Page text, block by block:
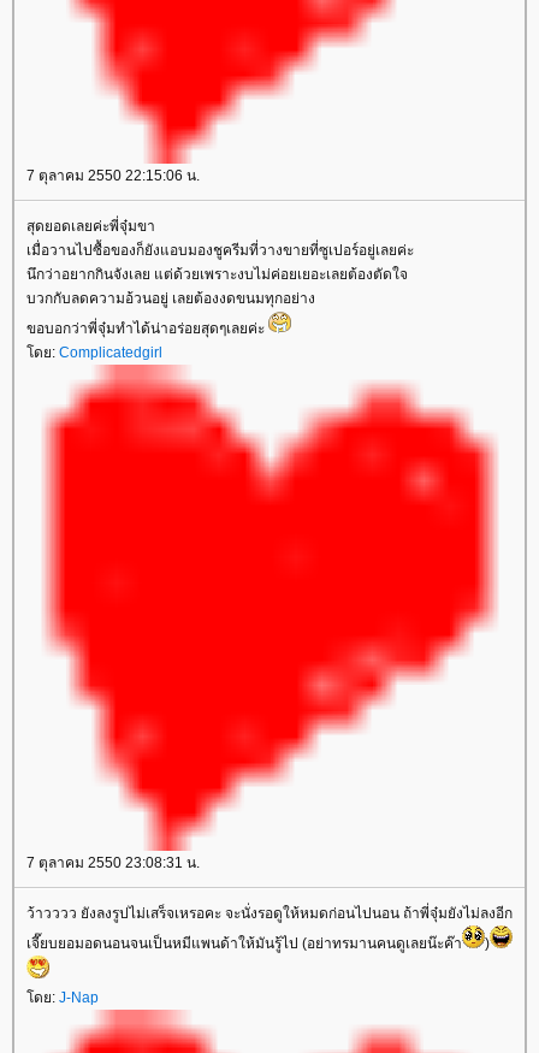
7 ตุลาคม 2550 22:15:06 น.
สุดยอดเลยค่ะพี่จุ๋มขา
เมื่อวานไปซื้อของก็ยังแอบมองชูครีมที่วางขายที่ซูเปอร์อยู่เลยค่ะ
นึกว่าอยากกินจังเลย แต่ด้วยเพราะงบไม่ค่อยเยอะเลยต้องตัดใจ
บวกกับลดความอ้วนอยู่ เลยต้องงดขนมทุกอย่าง
ขอบอกว่าพี่จุ๋มทำได้น่าอร่อยสุดๆเลยค่ะ
โดย: Complicatedgirl
7 ตุลาคม 2550 23:08:31 น.
ว้าวววว ยังลงรูปไม่เสร็จเหรอคะ จะนั่งรอดูให้หมดก่อนไปนอน ถ้าพี่จุ๋มยังไม่ลงอีก
เจี๊ยบยอมอดนอนจนเป็นหมีแพนด้าให้มันรู้ไป (อย่าทรมานคนดูเลยน๊ะค๊า
)
โดย: J-Nap